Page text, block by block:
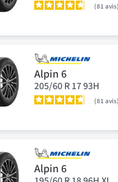
81avis
Alpin 6
205/60 R 17 93H
81avis
Alpin 6